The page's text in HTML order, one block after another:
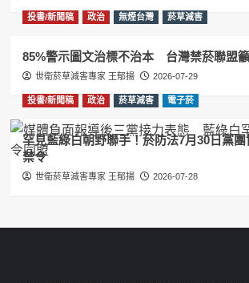
投書/新聞稿 政治 無煙台灣 菸草減害
85%警示圖文治標不治本 台灣禁菸聯盟
世衛菸草減害專家 王郁揚 2026-07-29
投書/新聞稿 政治 菸草減害 電子菸
罕見藍綠白朝野聯手！菸防法7月30日黨
禁令
世衛菸草減害專家 王郁揚 2026-07-28